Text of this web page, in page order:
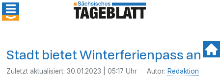
Stadt bietet Winterferienpass an
Zuletzt aktualisiert:30.01.2023 | 05:17 Uhr Autor: Redaktion